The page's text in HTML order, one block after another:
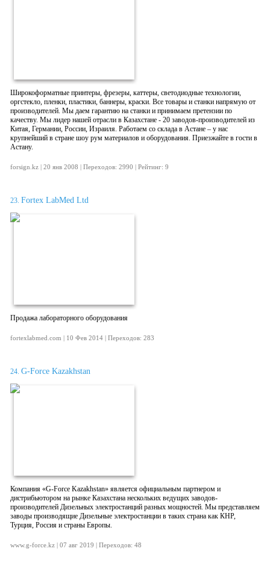
Широкоформатные принтеры, фрезеры, каттеры, светодиодные технологии,
оргстекло, пленки, пластики, баннеры, краски. Все товары и станки напрямую от
производителей. Мы даем гарантию на станки и принимаем претензии по
качеству. Мы лидер нашей отрасли в Казахстане - 20 заводов-производителей из
Китая, Германии, России, Израиля. Работаем со склада в Астане – у нас
крупнейший в стране шоу рум материалов и оборудования. Приезжайте в гости в
Астану.
forsign.kz | 20 янв 2008 | Переходов: 2990 | Рейтинг: 9
23. Fortex LabMed Ltd
Продажа лабораторного оборудования
fortexlabmed.com | 10 Фев 2014 | Переходов: 283
24. G-Force Kazakhstan
Компания «G-Force Kazakhstan» является официальным партнером и
дистрибьютором на рынке Казахстана нескольких ведущих заводов-
производителей Дизельных электростанций разных мощностей. Мы представляем
заводы производящие Дизельные электростанции в таких страна как КНР,
Турция, Россия и страны Европы.
www.g-force.kz | 07 авг 2019 | Переходов: 48